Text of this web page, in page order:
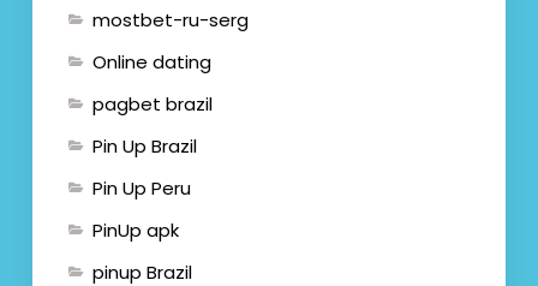
mostbet-ru-serg
Online dating
pagbet brazil
Pin Up Brazil
Pin Up Peru
PinUp apk
pinup Brazil